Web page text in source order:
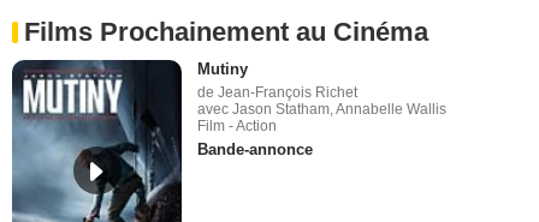
Films Prochainement au Cinéma
Mutiny
de Jean-François Richet
avec Jason Statham, Annabelle Wallis
Film - Action
Bande-annonce